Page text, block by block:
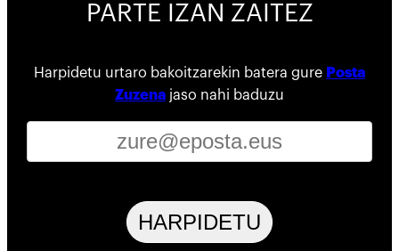
PARTE IZAN ZAITEZ
Harpidetu urtaro bakoitzarekin batera gure Posta
Zuzena jaso nahi baduzu
HARPIDETU